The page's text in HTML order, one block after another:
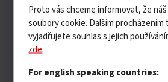
Proto vás chceme informovat, že
soubory cookie. Dalším
vyjadřujete souhlas s jejich
zde.
For english speaking countries: